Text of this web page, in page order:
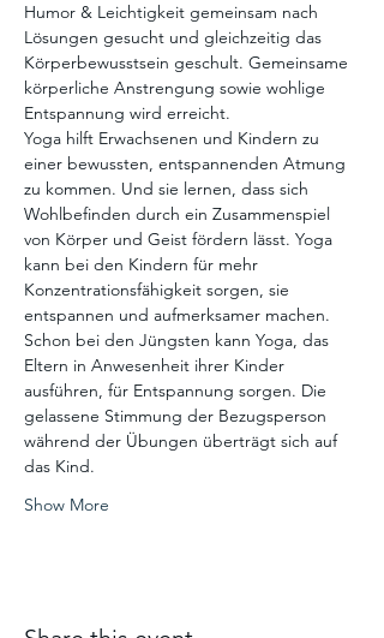
Humor & Leichtigkeit gemeinsam nach
Lösungen gesucht und gleichzeitig das
Körperbewusstsein geschult. Gemeinsame
körperliche Anstrengung sowie wohlige
Entspannung wird erreicht.
Yoga hilft Erwachsenen und Kindern zu
einer bewussten, entspannenden Atmung
zu kommen. Und sie lernen, dass sich
Wohlbefinden durch ein Zusammenspiel
von Körper und Geist fördern lässt. Yoga
kann bei den Kindern für mehr
Konzentrationsfähigkeit sorgen, sie
entspannen und aufmerksamer machen.
Schon bei den Jüngsten kann Yoga, das
Eltern in Anwesenheit ihrer Kinder
ausführen, für Entspannung sorgen. Die
gelassene Stimmung der Bezugsperson
während der Übungen überträgt sich auf
das Kind.
Show More